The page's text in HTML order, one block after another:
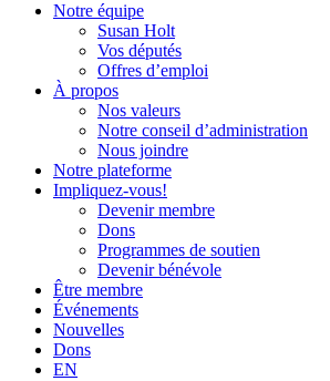
Notre équipe
Susan Holt
Vos députés
Offres d’emploi
À propos
Nos valeurs
Notre conseil d’administration
Nous joindre
Notre plateforme
Impliquez-vous!
Devenir membre
Dons
Programmes de soutien
Devenir bénévole
Être membre
Événements
Nouvelles
Dons
EN